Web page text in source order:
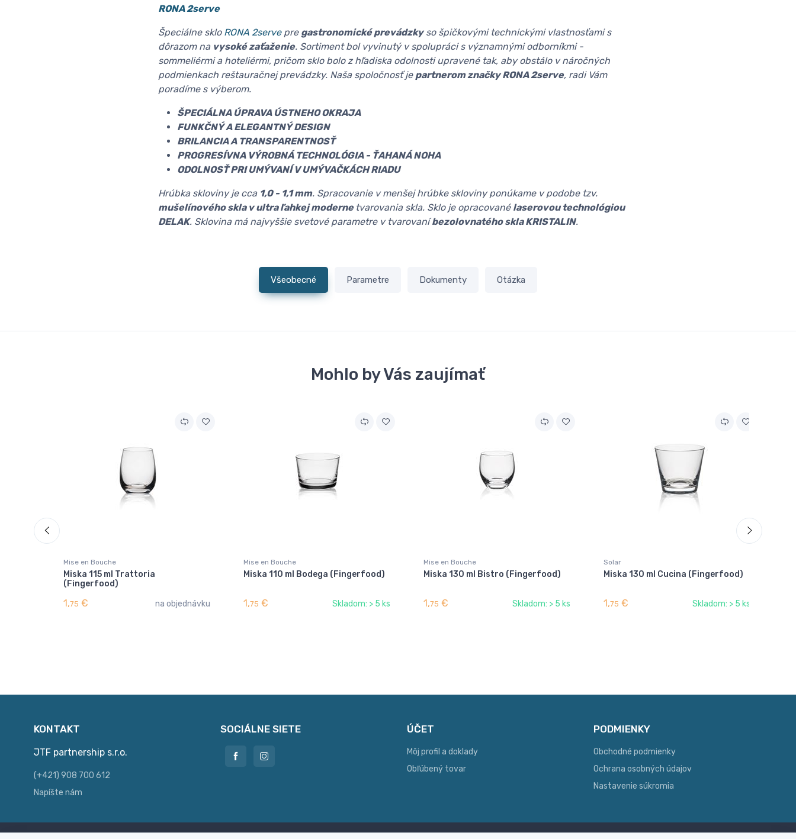
RONA 2serve
Špeciálne sklo RONA 2servepre gastronomické prevádzkyso špičkovými technickými vlastnosťami s
dôrazom na vysoké zaťaženie. Sortiment bol vyvinutý v spolupráci s významnými odborníkmi -
sommeliérmi a hoteliérmi, pričom sklo bolo z hľadiska odolnosti upravené tak, aby obstálo v náročných
podmienkach reštauračnej prevádzky. Naša spoločnosť je partnerom značky RONA 2serve, radi Vám
poradíme s výberom.
ŠPECIÁLNA ÚPRAVA ÚSTNEHO OKRAJA
FUNKČNÝ A ELEGANTNÝ DESIGN
BRILANCIA A TRANSPARENTNOSŤ
PROGRESÍVNA VÝROBNÁ TECHNOLÓGIA - ŤAHANÁ NOHA
ODOLNOSŤ PRI UMÝVANÍ V UMÝVAČKÁCH RIADU
Hrúbka skloviny je cca 1,0 - 1,1 mm. Spracovanie v menšej hrúbke skloviny ponúkame v podobe tzv.
mušelínového skla v ultra ľahkej moderne tvarovania skla. Sklo je opracované laserovou technológiou
DELAK. Sklovina má najvyššie svetové parametre v tvarovaníbezolovnatého skla KRISTALIN.
Všeobecné Parametre Dokumenty Otázka
Mohlo by Vás zaujímať
Mise en Bouche
Miska 115 ml Trattoria
(Fingerfood)
1,75 € na objednávku
Mise en Bouche
Miska 110 ml Bodega (Fingerfood)
1,75 € Skladom: > 5 ks
Mise en Bouche
Miska 130 ml Bistro (Fingerfood)
1,75 € Skladom: > 5 ks
Solar
Miska 130 ml Cucina (Fingerfood)
1,75 € Skladom: > 5 ks
KONTAKT
JTF partnership s.r.o.
(+421) 908 700 612
Napíšte nám
SOCIÁLNE SIETE ÚČET
Môj profil a doklady
Obľúbený tovar
PODMIENKY
Obchodné podmienky
Ochrana osobných údajov
Nastavenie súkromia